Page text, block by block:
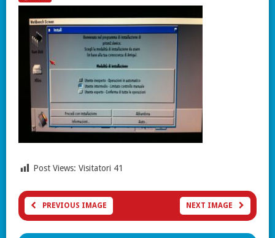
Post Views: Visitatori 41
PREVIOUS IMAGE NEXT IMAGE